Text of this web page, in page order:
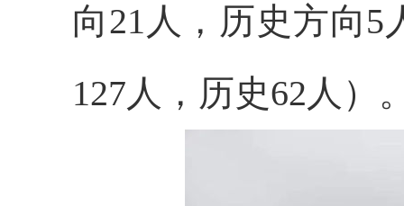
向21 人， 历史方向5
127人，历史62人）